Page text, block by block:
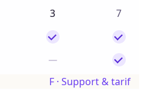
3
7
F · Support & tarif